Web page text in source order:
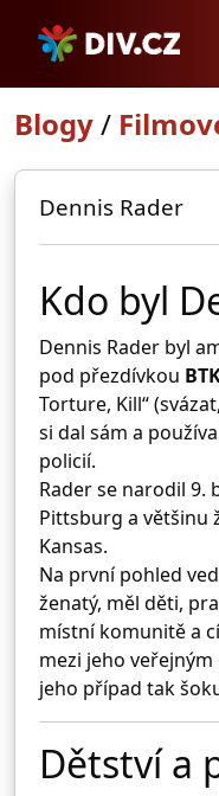
Blogy/
Dennis Rader
Kdo byl
Dennis Rader byl
pod přezdívkou
Torture, Kill“
si dal sám a
policií.
Rader se narodil 9.
Pittsburg a většinu
Kansas.
Na první pohled
ženatý, měl děti,
místní komunitě a
mezi jeho
jeho případ tak
Dětství a